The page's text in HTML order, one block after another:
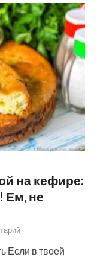
на кефире:
Ем, не
Если в твоей